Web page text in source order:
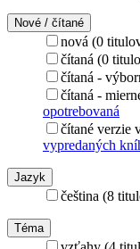
Nové / čítané
nová (0
čítaná (0
čítaná -
čítaná -
opotrebovaná
čítané verzie
vypredaných
Jazyk
čeština (8
Téma